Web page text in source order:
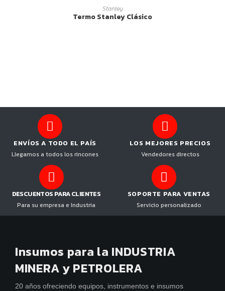
LEER MÁS
Stanley
Termo Stanley Clásico
ENVÍOS A TODO EL PAÍS
Llegamos a todos los rincones
LOS MEJORES PRECIOS
Vendedores directos
DESCUENTOS PARA CLIENTES
Para su empresa e Industria
SOPORTE PARA VENTAS
Servicio personalizado
Insumos para la INDUSTRIA
MINERA y PETROLERA
20 años ofreciendo equipos, instrumentos e insumos